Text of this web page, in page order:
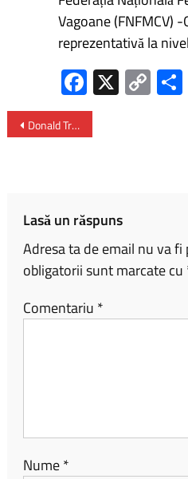
Vagoane (FNFMCV)
reprezentativă la
Fa
ce
b
X C
o
Donald Trump a cerut organizației teroriste Hamas să se dezarmeze
Lasă un răspuns
Adresa ta de email nu va fi
obligatorii sunt marcate cu
Comentariu *
Nume*